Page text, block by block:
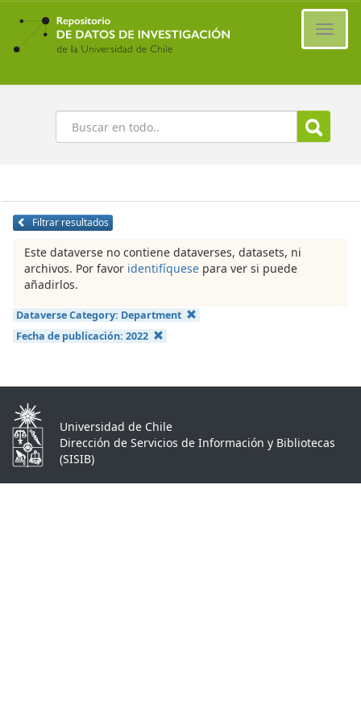
Ir
contenido
principal
Buscar
Filtrar resultados
Este dataverse no contiene dataverses, datasets, ni
archivos. Por favor identifíquese para ver si puede
añadirlos.
Dataverse Category: Department
Fecha de publicación: 2022
Universidad de Chile
Dirección de Servicios de Información y Bibliotecas
(SISIB)